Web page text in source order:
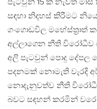
පැටවුන් 15 ක් නැවත
සඳහා නිදහස් කිරීමට
ගංගොඩවිල මහේස්ත‍්‍රාත්
අල්ලාගෙන නීති විරෝධීව
අලි පැටවුන් පොදු දේපල
පදනමක් නොමැති වැරදි
නොදැනුවත්ව නීති
බවට සඳහන් කරමින්